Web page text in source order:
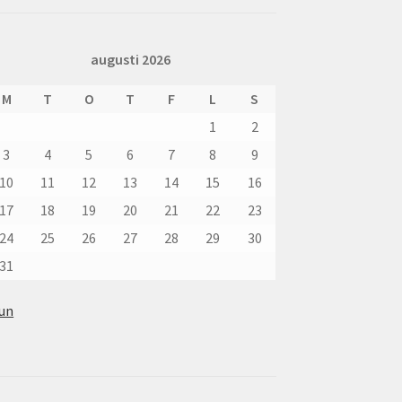
augusti 2026
M T O T F L
S
1
2
3
4 5 6 7 8
9
10
11 12 13 14 15
16
17
18 19 20 21 22
23
24
25 26 27 28 29
30
31